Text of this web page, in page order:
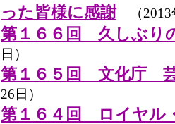
った皆様に感謝（2013
第１６６回 久しぶり
日）
第１６５回 文化庁
26日）
第１６４回 ロイヤル